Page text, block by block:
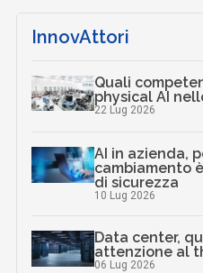
InnovAttori
Quali
physical AI
22 Lug 2026
AI in azienda,
cambiamento
di sicurezza
10 Lug 2026
Data center,
attenzione al
06 Lug 2026